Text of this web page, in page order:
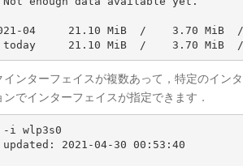
today     21.10 MiB  /    3.70
インターフェイスが複数あって，特定のイン
ンでインターフェイスが指定できます．
i wlp3s0
updated: 2021-04-30 00:53:40